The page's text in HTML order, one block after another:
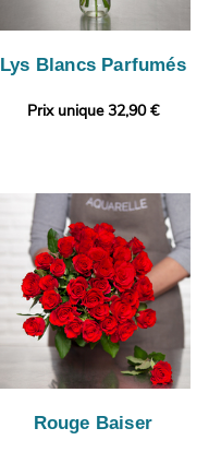
Lys Blancs Parfumés
Prix unique 32,90 €
Rouge Baiser